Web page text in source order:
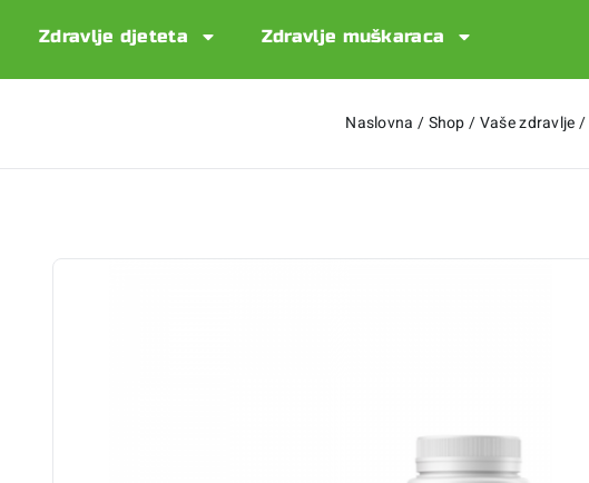
Zdravlje djeteta Zdravlje muškaraca
Naslovna /Shop/Vaše zdravlje/